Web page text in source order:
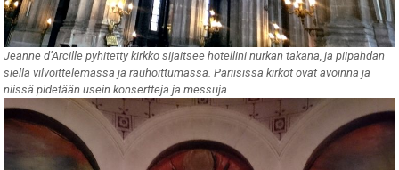
Jeanne d’Arcille pyhitetty kirkko sijaitsee hotellini nurkan takana, ja piipahdan
siellä vilvoittelemassa ja rauhoittumassa. Pariisissa kirkot ovat avoinna ja
niissä pidetään usein konsertteja ja messuja.